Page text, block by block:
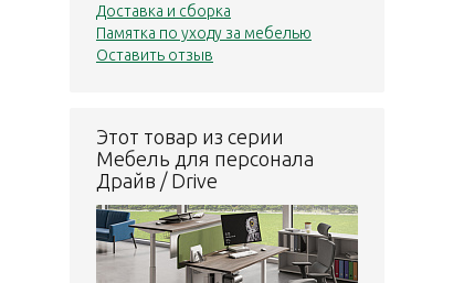
Доставка и сборка
Памятка по уходу за мебелью
Оставить отзыв
Этот товар из серии
Мебель для персонала
Драйв / Drive